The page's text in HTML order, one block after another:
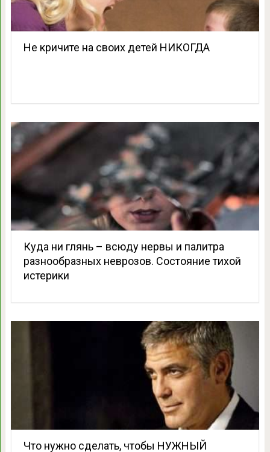
Не кричите на своих детей НИКОГДА
Куда ни глянь – всюду нервы и палитра
разнообразных неврозов. Состояние тихой
истерики
Что нужно сделать, чтобы НУЖНЫЙ